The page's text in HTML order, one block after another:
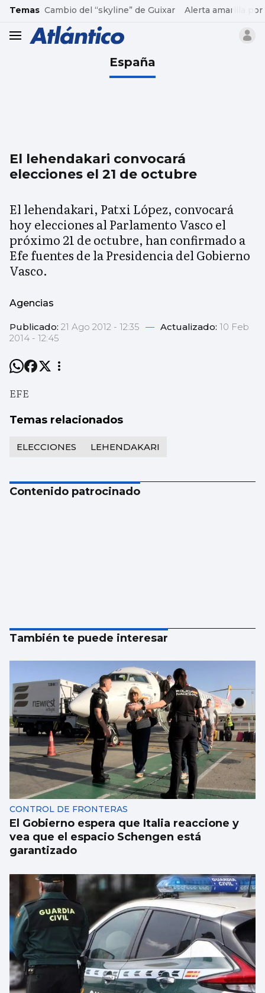
common.go-to-content
Temas Cambio del “skyline” de Guixar Alerta amarilla por
header.menu.open
España
El lehendakari convocará
elecciones el 21 de octubre
El lehendakari, Patxi López, convocará
hoy elecciones al Parlamento Vasco el
próximo 21 de octubre, han confirmado a
Efe fuentes de la Presidencia del Gobierno
Vasco.
Agencias
Publicado: 21 Ago 2012 - 12:35 — Actualizado: 10 Feb
2014 - 12:45
EFE
Temas relacionados
ELECCIONES LEHENDAKARI
Contenido patrocinado
También te puede interesar
CONTROL DE FRONTERAS
El Gobierno espera que Italia reaccione y
vea que el espacio Schengen está
garantizado